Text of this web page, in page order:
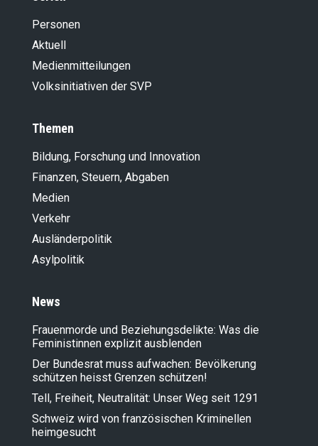
Personen
Aktuell
Medienmitteilungen
Volksinitiativen der SVP
Themen
Bildung, Forschung und Innovation
Finanzen, Steuern, Abgaben
Medien
Verkehr
Ausländer­politik
Asylpolitik
News
Frauenmorde und Beziehungsdelikte: Was die
Feministinnen explizit ausblenden
Der Bundesrat muss aufwachen: Bevölkerung
schützen heisst Grenzen schützen!
Tell, Freiheit, Neutralität: Unser Weg seit 1291
Schweiz wird von französischen Kriminellen
heimgesucht